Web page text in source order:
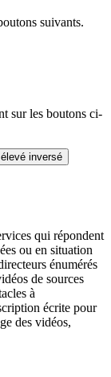
suivants.
sur les boutons ci-
inversé
qui répondent
ou en situation
énumérés
de sources
à
écrite pour
des vidéos,